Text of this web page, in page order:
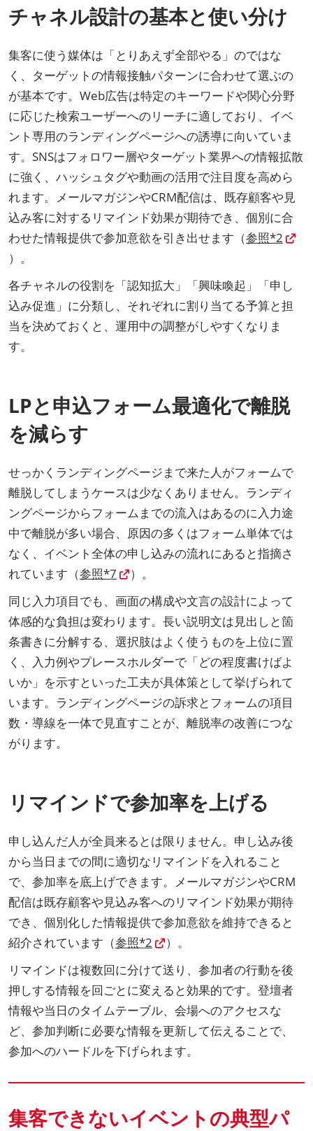
チャネル設計の基本と使い分け
集客に使う媒体は「とりあえず全部やる」のではな
く、ターゲットの情報接触パターンに合わせて選ぶの
が基本です。Web広告は特定のキーワードや関心分野
に応じた検索ユーザーへのリーチに適しており、イベ
ント専用のランディングページへの誘導に向いていま
す。SNSはフォロワー層やターゲット業界への情報拡散
に強く、ハッシュタグや動画の活用で注目度を高めら
れます。メールマガジンやCRM配信は、既存顧客や見
込み客に対するリマインド効果が期待でき、個別に合
わせた情報提供で参加意欲を引き出せます（参照*2
）。
各チャネルの役割を「認知拡大」「興味喚起」「申し
込み促進」に分類し、それぞれに割り当てる予算と担
当を決めておくと、運用中の調整がしやすくなりま
す。
LPと申込フォーム最適化で離脱
を減らす
せっかくランディングページまで来た人がフォームで
離脱してしまうケースは少なくありません。ランディ
ングページからフォームまでの流入はあるのに入力途
中で離脱が多い場合、原因の多くはフォーム単体では
なく、イベント全体の申し込みの流れにあると指摘さ
れています（参照*7
）。
同じ入力項目でも、画面の構成や文言の設計によって
体感的な負担は変わります。長い説明文は見出しと箇
条書きに分解する、選択肢はよく使うものを上位に置
く、入力例やプレースホルダーで「どの程度書けばよ
いか」を示すといった工夫が具体策として挙げられて
います。ランディングページの訴求とフォームの項目
数・導線を一体で見直すことが、離脱率の改善につな
がります。
リマインドで参加率を上げる
申し込んだ人が全員来るとは限りません。申し込み後
から当日までの間に適切なリマインドを入れること
で、参加率を底上げできます。メールマガジンやCRM
配信は既存顧客や見込み客へのリマインド効果が期待
でき、個別化した情報提供で参加意欲を維持できると
紹介されています（参照*2
）。
リマインドは複数回に分けて送り、参加者の行動を後
押しする情報を回ごとに変えると効果的です。登壇者
情報や当日のタイムテーブル、会場へのアクセスな
ど、参加判断に必要な情報を更新して伝えることで、
参加へのハードルを下げられます。
集客できないイベントの典型パ